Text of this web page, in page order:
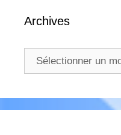
Archives
Archives